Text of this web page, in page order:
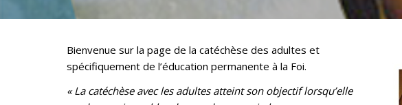
Bienvenue sur la page de la catéchèse des adultes et
spécifiquement de l’éducation permanente à la Foi.
« La catéchèse avec les adultes atteint son objectif lorsqu’elle